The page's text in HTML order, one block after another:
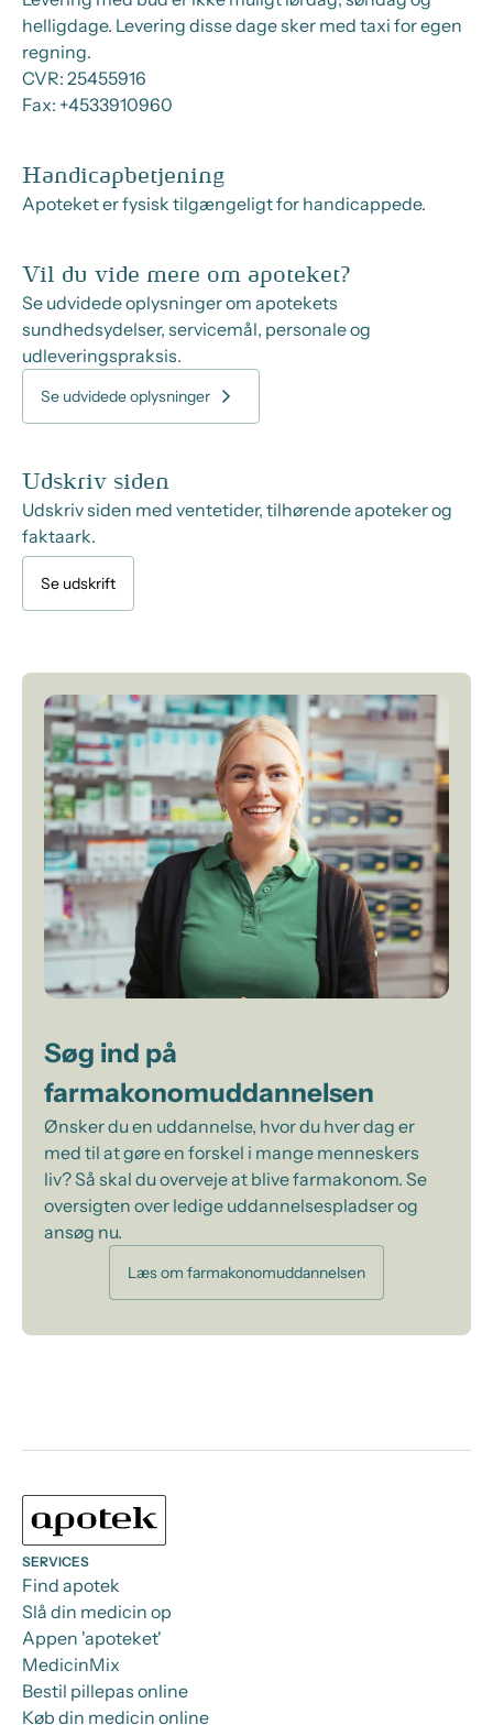
helligdage. Levering disse dage sker med taxi for egen
regning.
CVR: 25455916
Fax: +4533910960
Handicapbetjening
Apoteket er fysisk tilgængeligt for handicappede.
Vil du vide mere om apoteket?
Se udvidede oplysninger om apotekets
sundhedsydelser, servicemål, personale og
udleveringspraksis.
Se udvidede oplysninger
Udskriv siden
Udskriv siden med ventetider, tilhørende apoteker og
faktaark.
Se udskrift
Søg ind på
farmakonomuddannelsen
Ønsker du en uddannelse, hvor du hver dag er
med til at gøre en forskel i mange menneskers
liv? Så skal du overveje at blive farmakonom. Se
oversigten over ledige uddannelsespladser og
ansøg nu.
Læs om farmakonomuddannelsen
SERVICES
Find apotek
Slå din medicin op
Appen 'apoteket'
MedicinMix
Bestil pillepas online
Køb din medicin online